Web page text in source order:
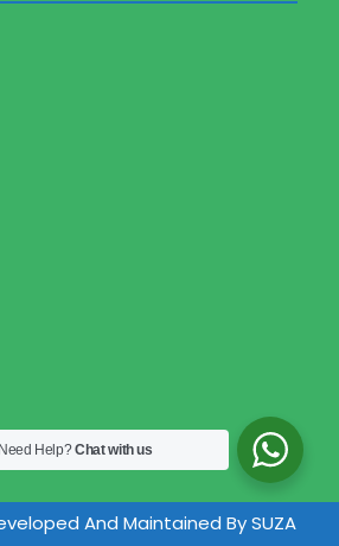
And Maintained By SUZA
Need Help?Chat with us